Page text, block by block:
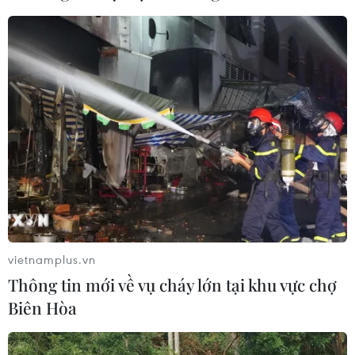
06/08/2026 03:33
Các công viên Disney ghi nhận
doanh thu quý kỷ lục
06/08/2026 03:33
Làm giàu từ cây na ở vùng cao tại
Ninh Bình
06/08/2026 02:50
Mỹ chuẩn bị áp thuế 15% nguyên liệu
then chốt sản xuất pin mặt trời
06/08/2026 02:12
vietnamplus.vn
Thông tin mới về vụ cháy lớn tại khu vực chợ
Biên Hòa